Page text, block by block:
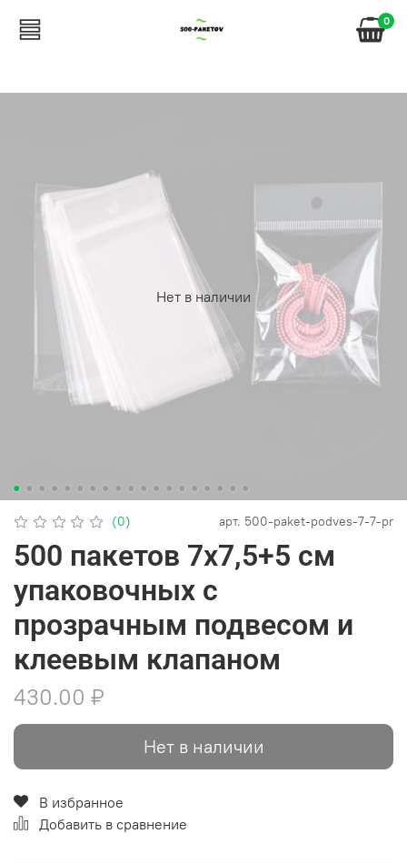
0
Нет в наличии
(0) арт. 500-paket-podves-7-7-pr
500 пакетов 7х7,5+5 см
упаковочных с
прозрачным подвесом и
клеевым клапаном
430.00 ₽
Нет в наличии
В избранное
Добавить в сравнение